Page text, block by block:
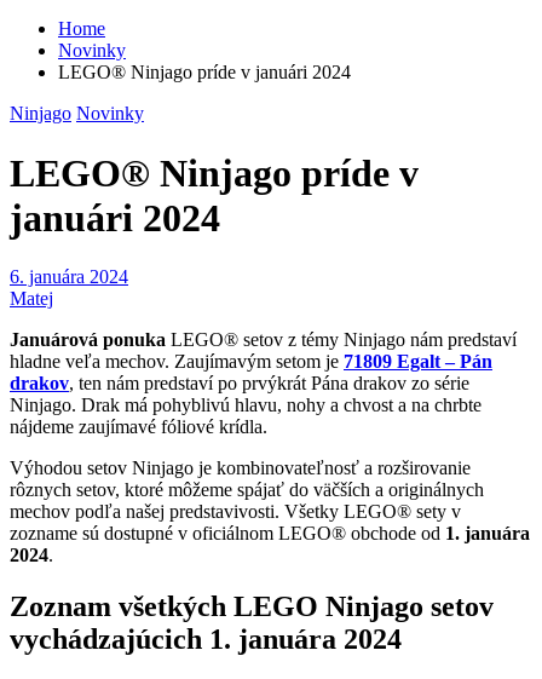
Home
Novinky
LEGO® Ninjago príde v januári 2024
Ninjago Novinky
LEGO® Ninjago príde v
januári 2024
6. januára 2024
Matej
Januárová ponuka LEGO® setov z témy Ninjago nám predstaví
hladne veľa mechov. Zaujímavým setom je 71809 Egalt – Pán
drakov, ten nám predstaví po prvýkrát Pána drakov zo série
Ninjago. Drak má pohyblivú hlavu, nohy a chvost a na chrbte
nájdeme zaujímavé fóliové krídla.
Výhodou setov Ninjago je kombinovateľnosť a rozširovanie
rôznych setov, ktoré môžeme spájať do väčších a originálnych
mechov podľa našej predstavivosti. Všetky LEGO® sety v
zozname sú dostupné v oficiálnom LEGO® obchode od 1. januára
2024.
Zoznam všetkých LEGO Ninjago setov
vychádzajúcich 1. januára 2024